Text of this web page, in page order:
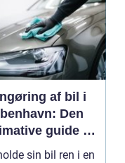
af bil i
Den
guide til
skinnende ren
sin bil ren i en